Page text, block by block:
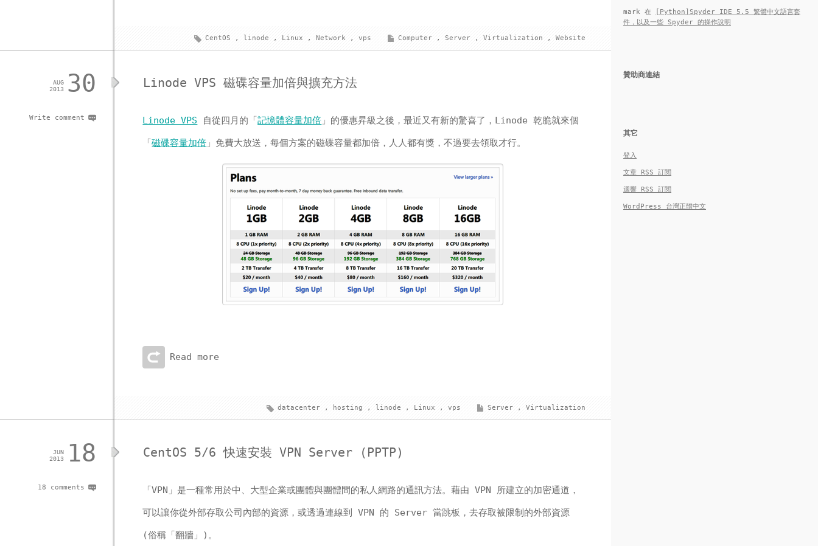
Computer , Server , Virtualization , Website
CentOS , linode , Linux , Network , vps
Linode VPS 磁碟容量加倍與擴充方法
Linode VPS 自從四月的「記憶體容量加倍 」的優惠昇級之後，最近又有新的驚喜了，Linode 乾脆就來個
「磁碟容量加倍 」免費大放送，每個方案的磁碟容量都加倍，人人都有獎，不過要去領取才行。
Read more
Server , Virtualization
datacenter , hosting , linode , Linux , vps
30
AUG
2013
Write comment
CentOS 5/6 快速安裝 VPN Server (PPTP)
「VPN」是一種常用於中、大型企業或團體與團體間的私人網路的通訊方法。藉由 VPN 所建立的加密通道，
可以讓你從外部存取公司內部的資源，或透過連線到 VPN 的 Server 當跳板，去存取被限制的外部資源
(俗稱「翻牆」)。
18
JUN
2013
18 comments
mark 在
[Python]Spyder IDE 5.5 繁體中文語言套
件，以及一些 Spyder 的操作說明
贊助商連結
其它
登入
文章 RSS 訂閱
迴響 RSS 訂閱
WordPress 台灣正體中文